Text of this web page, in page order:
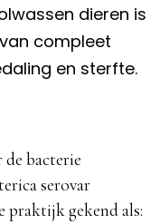
dieren is
compleet
en sterfte.
bacterie
serovar
praktijk gekend als: